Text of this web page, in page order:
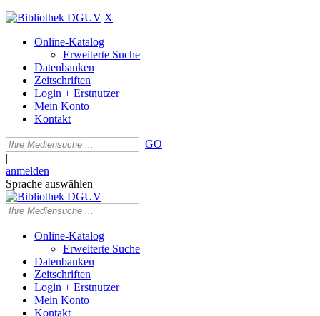
X
Online-Katalog
Erweiterte Suche
Datenbanken
Zeitschriften
Login + Erstnutzer
Mein Konto
Kontakt
GO
|
anmelden
Sprache auswählen
Online-Katalog
Erweiterte Suche
Datenbanken
Zeitschriften
Login + Erstnutzer
Mein Konto
Kontakt